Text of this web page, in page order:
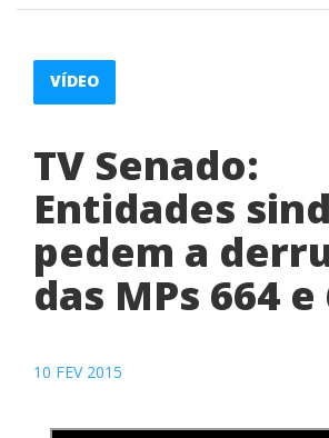
VÍDEO
TV Senado:
Entidades
pedem a
das MPs 664 e
10 FEV 2015